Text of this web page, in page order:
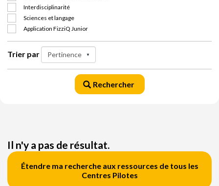
Interdisciplinarité
Sciences et langage
Application FizziQ Junior
Trier par
Rechercher
Il n'y a pas de résultat.
Étendre ma recherche aux ressources de tous les
Centres Pilotes